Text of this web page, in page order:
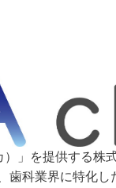
」を提供する株
歯科業界に特化